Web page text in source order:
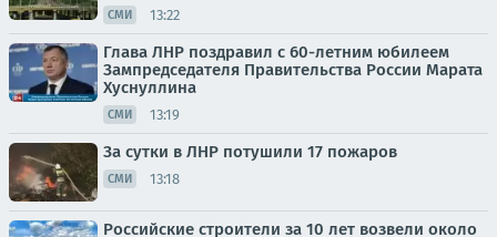
СМИ 13:22
Глава ЛНР поздравил с 60-летним юбилеем
Зампредседателя Правительства России Марата
Хуснуллина
СМИ 13:19
За сутки в ЛНР потушили 17 пожаров
СМИ 13:18
Российские строители за 10 лет возвели около